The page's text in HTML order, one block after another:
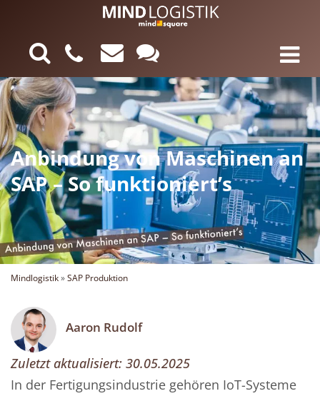
Anbindung von Maschinen an
SAP – So funktioniert’s
Mindlogistik»SAP Produktion
Aaron Rudolf
Zuletzt aktualisiert: 30.05.2025
In der Fertigungsindustrie gehören IoT-Systeme